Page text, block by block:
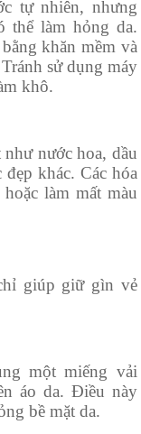
tự nhiên, nhưng
thể làm hỏng da.
khăn mềm và
sử dụng máy
khô.
nước hoa, dầu
đẹp khác. Các hóa
làm mất màu
giúp giữ gìn vẻ
một miếng vải
áo da. Điều này
bề mặt da.